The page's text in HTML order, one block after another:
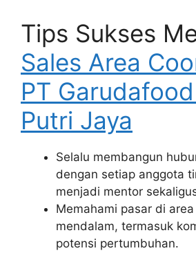
Tips Sukses
Sales Area
PT
Putri Jaya
Selalu membangun
dengan setiap anggota
menjadi mentor
Memahami pasar di
mendalam, termasuk
potensi pertumbuhan.